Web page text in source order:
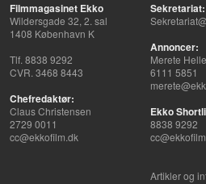
Filmmagasinet Ekko
Wildersgade 32, 2. sal
1408 København K
Tlf. 8838 9292
CVR. 3468 8443
Chefredaktør:
Claus Christensen
2729 0011
cc@ekkofilm.dk
Sekretariat:
Annoncer:
Merete
6111 5851
Ekko
8838 9292
Artikler og